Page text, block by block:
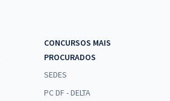
CONCURSOS MAIS
PROCURADOS
SEDES
PC DF - DELTA